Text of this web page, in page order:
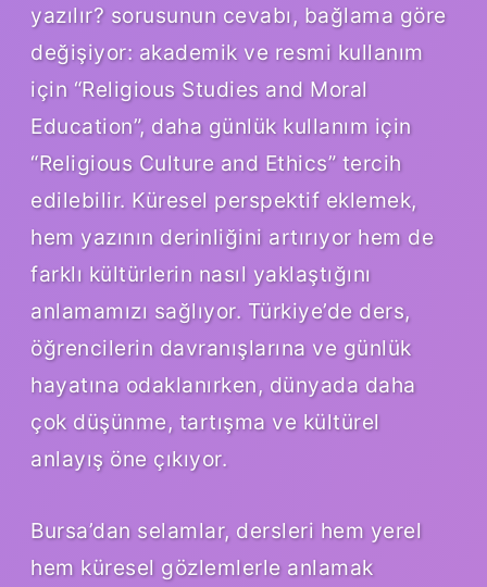
yazılır? sorusunun cevabı, bağlama göre
değişiyor: akademik ve resmi kullanım
için “Religious Studies and Moral
Education”, daha günlük kullanım için
“Religious Culture and Ethics” tercih
edilebilir. Küresel perspektif eklemek,
hem yazının derinliğini artırıyor hem de
farklı kültürlerin nasıl yaklaştığını
anlamamızı sağlıyor. Türkiye’de ders,
öğrencilerin davranışlarına ve günlük
hayatına odaklanırken, dünyada daha
çok düşünme, tartışma ve kültürel
anlayış öne çıkıyor.
Bursa’dan selamlar, dersleri hem yerel
hem küresel gözlemlerle anlamak